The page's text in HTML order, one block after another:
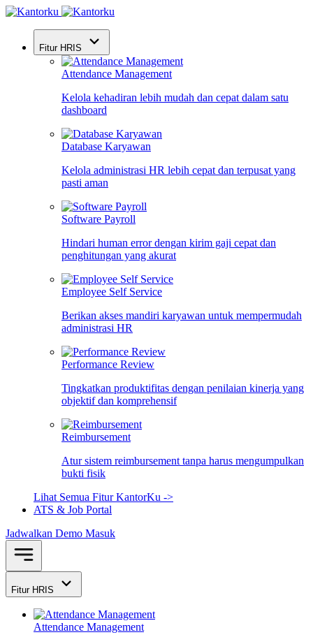
Fitur HRIS
Attendance Management
Kelola kehadiran lebih mudah dan cepat dalam satu
dashboard
Database Karyawan
Kelola administrasi HR lebih cepat dan terpusat yang
pasti aman
Software Payroll
Hindari human error dengan kirim gaji cepat dan
penghitungan yang akurat
Employee Self Service
Berikan akses mandiri karyawan untuk mempermudah
administrasi HR
Performance Review
Tingkatkan produktifitas dengan penilaian kinerja yang
objektif dan komprehensif
Reimbursement
Atur sistem reimbursement tanpa harus mengumpulkan
bukti fisik
Lihat Semua Fitur KantorKu ->
ATS & Job Portal
Jadwalkan Demo Masuk
Fitur HRIS
Attendance Management